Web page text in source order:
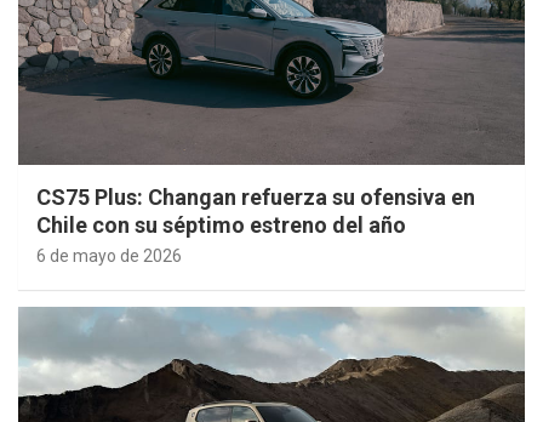
CS75 Plus: Changan refuerza su ofensiva en
Chile con su séptimo estreno del año
6 de mayo de 2026